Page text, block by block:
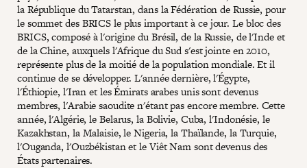
la République du Tatarstan, dans la Fédération de Russie, pour
le sommet des BRICS le plus important à ce jour. Le bloc des
BRICS, composé à l'origine du Brésil, de la Russie, de l'Inde et
de la Chine, auxquels l'Afrique du Sud s'est jointe en 2010,
représente plus de la moitié de la population mondiale. Et il
continue de se développer. L'année dernière, l'Égypte,
l'Éthiopie, l'Iran et les Émirats arabes unis sont devenus
membres, l'Arabie saoudite n'étant pas encore membre. Cette
année, l'Algérie, le Belarus, la Bolivie, Cuba, l'Indonésie, le
Kazakhstan, la Malaisie, le Nigeria, la Thaïlande, la Turquie,
l'Ouganda, l'Ouzbékistan et le Viêt Nam sont devenus des
États partenaires.